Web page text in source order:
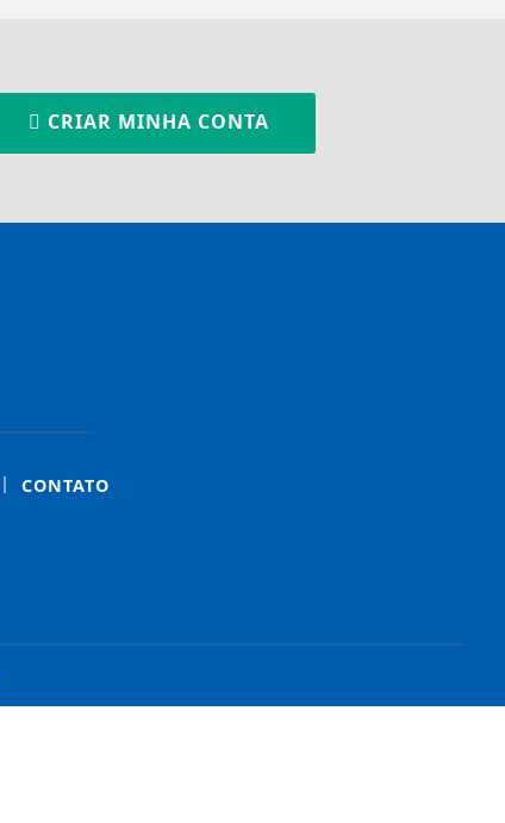
CRIAR MINHA CONTA
| CONTATO